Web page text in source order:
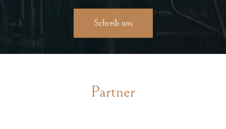
Schreib uns
Partner